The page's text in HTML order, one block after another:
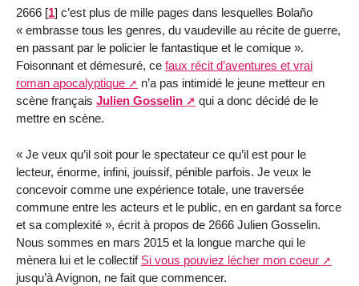
2666 [1] c’est plus de mille pages dans lesquelles Bolaño
« embrasse tous les genres, du vaudeville au récite de guerre,
en passant par le policier le fantastique et le comique ».
Foisonnant et démesuré, ce faux récit d’aventures et vrai
roman apocalyptique
n’a pas intimidé le jeune metteur en
scène français Julien Gosselin
qui a donc décidé de le
mettre en scène.
« Je veux qu’il soit pour le spectateur ce qu’il est pour le
lecteur, énorme, infini, jouissif, pénible parfois. Je veux le
concevoir comme une expérience totale, une traversée
commune entre les acteurs et le public, en en gardant sa force
et sa complexité », écrit à propos de 2666 Julien Gosselin.
Nous sommes en mars 2015 et la longue marche qui le
mènera lui et le collectif Si vous pouviez lécher mon coeur
jusqu’à Avignon, ne fait que commencer.